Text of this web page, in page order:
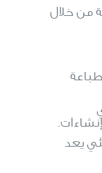
من خلال
يعد